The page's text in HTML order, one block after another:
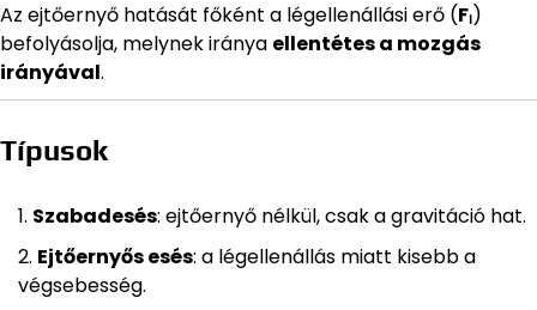
Az ejtőernyő hatását főként a légellenállási erő (Fₗ)
befolyásolja, melynek iránya ellentétes a mozgás
irányával.
Típusok
Szabadesés: ejtőernyő nélkül, csak a gravitáció hat.
Ejtőernyős esés: a légellenállás miatt kisebb a
végsebesség.